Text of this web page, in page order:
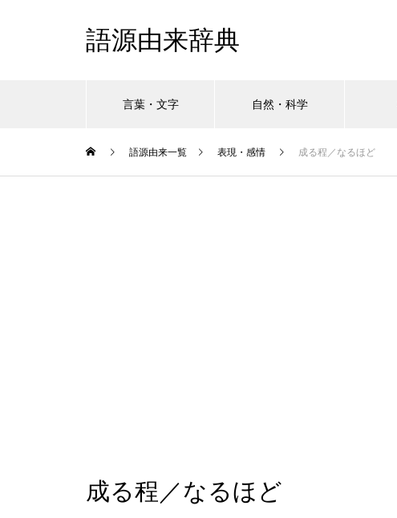
語源由来辞典
言葉・文字 自然・科学
語源由来一覧 表現・感情 成る程／なるほど
成る程／なるほど